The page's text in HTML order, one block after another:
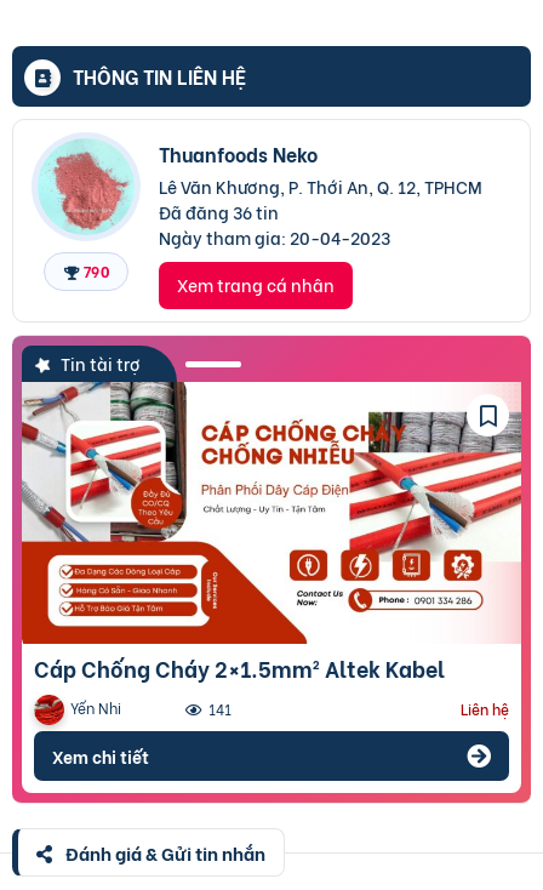
THÔNG TIN LIÊN HỆ
790
Thuanfoods Neko
Lê Văn Khương, P. Thới An, Q. 12, TPHCM
Đã đăng 36 tin
Ngày tham gia: 20-04-2023
Xem trang cá nhân
Tin tài trợ
Cáp Chống Cháy 2×1.5mm² Altek Kabel
Yến Nhi 141 Liên hệ
Xem chi tiết
Đánh giá & Gửi tin nhắn